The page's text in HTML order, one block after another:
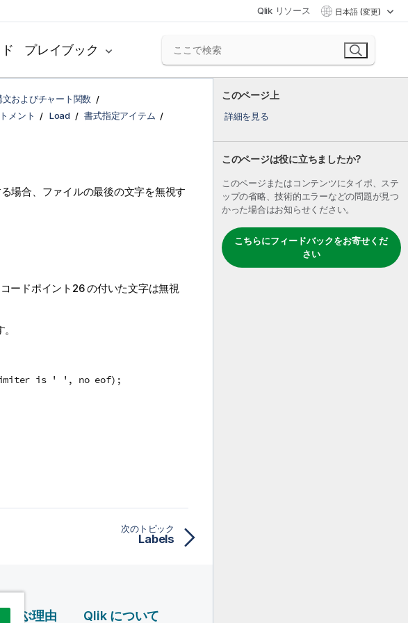
Qlik リソース 日本語 (変更)
プレイブック
このページ上
詳細を見る
このページは役に立ちましたか?
このページまたはコンテンツにタイポ、ステ
ップの省略、技術的エラーなどの問題が見つ
かった場合はお知らせください。
こちらにフィードバックをお寄せくだ
さい
文およびチャート関数
メント Load 書式指定アイテム
場合、ファイルの最後の文字を無視す
ードポイント 26の付いた文字は無視
is ' ', no eof);
次のトピック
Labels
選ぶ理由 Qlik について